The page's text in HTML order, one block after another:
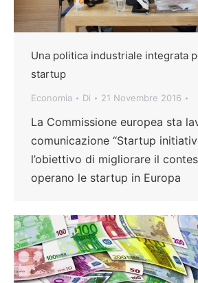
Una politica industriale integrata
startup
Economia Di 21 Novembre 2016
La Commissione europea sta
comunicazione “Startup
l’obiettivo di migliorare il
operano le startup in Europa